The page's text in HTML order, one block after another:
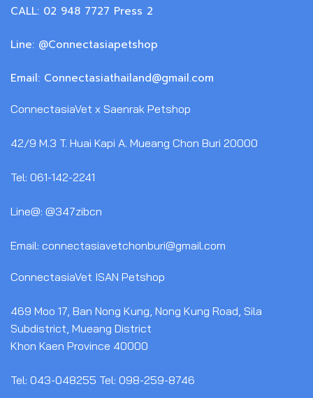
CALL: 02 948 7727 Press 2
Line: @Connectasiapetshop
Email: Connectasiathailand@gmail.com
ConnectasiaVet x Saenrak Petshop
42/9 M.3 T. Huai Kapi A. Mueang Chon Buri 20000
Tel: 061-142-2241
Line@: @347zibcn
Email: connectasiavetchonburi@gmail.com
ConnectasiaVet ISAN Petshop
469 Moo 17, Ban Nong Kung, Nong Kung Road, Sila
Subdistrict, Mueang District
Khon Kaen Province 40000
Tel: 043-048255 Tel: 098-259-8746